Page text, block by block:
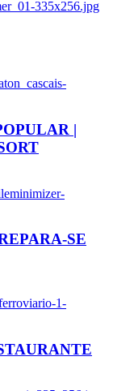
335x256.jpg
|
SE
1-